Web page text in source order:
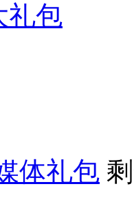
礼包
体礼包